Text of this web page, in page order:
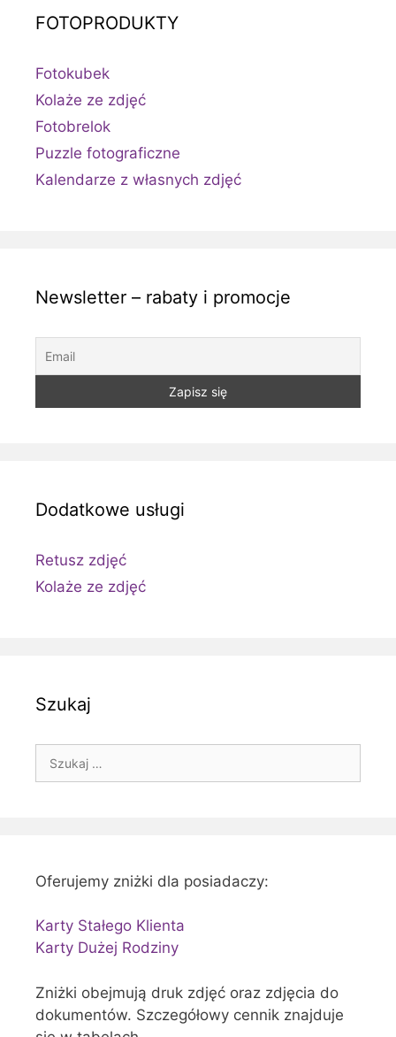
FOTOPRODUKTY
Fotokubek
Kolaże ze zdjęć
Fotobrelok
Puzzle fotograficzne
Kalendarze z własnych zdjęć
Newsletter – rabaty i promocje
Dodatkowe usługi
Retusz zdjęć
Kolaże ze zdjęć
Szukaj
Oferujemy zniżki dla posiadaczy:
Karty Stałego Klienta
Karty Dużej Rodziny
Zniżki obejmują druk zdjęć oraz zdjęcia do
dokumentów. Szczegółowy cennik znajduje